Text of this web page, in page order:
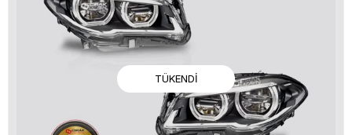
TÜKENDI